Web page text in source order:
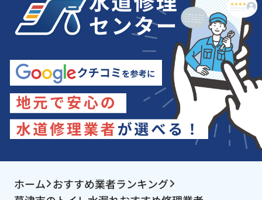
ホーム おすすめ業者ランキング